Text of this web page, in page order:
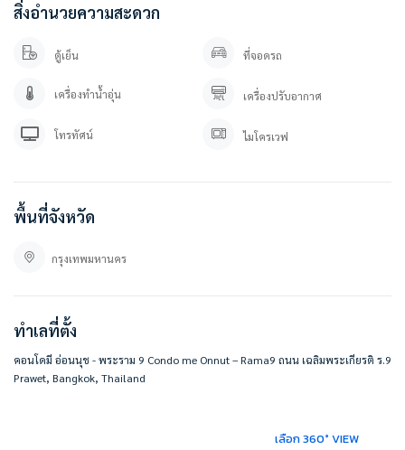
————————–
คุณปลา 0 6 1- 0 1 9 6 3 7 6
Line OA. : @besthome (ใส่ @ ข้างหน้าด้วยนะคะ)
ลิ้งค์แอดไลน์ : https://lin.ee/YfpvBtC
ที่ตั้ง :
9 87 ถนน เฉลิมพระเกียรติ ร.9 แขวงประเวศ เขต ประเวศ กรุงเทพมหานคร 10250
สิ่งอำนวยความสะดวก
ตู้เย็น ที่จอดรถ
เครื่องทำน้ำอุ่น เครื่องปรับอากาศ
โทรทัศน์ ไมโครเวฟ
พื้นที่จังหวัด
กรุงเทพมหานคร
ทำเลที่ตั้ง
คอนโดมี อ่อนนุช - พระราม 9 Condo me Onnut – Rama9 ถนน เฉลิมพระเกียรติ ร.9
Prawet, Bangkok, Thailand
เลือก 360° VIEW